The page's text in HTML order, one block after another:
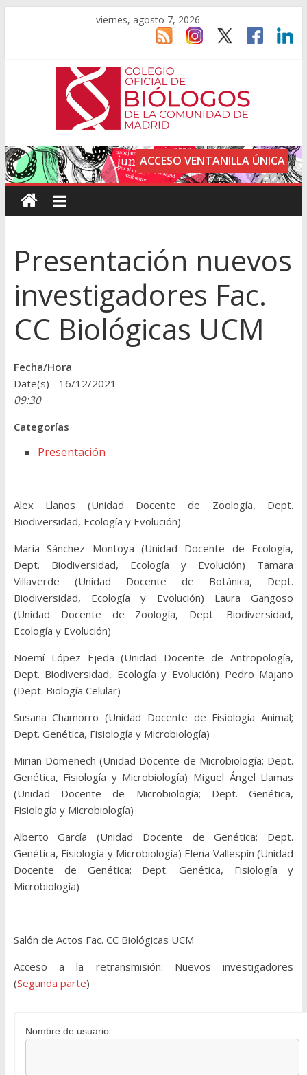
viernes, agosto 7, 2026
ACCESO VENTANILLA ÚNICA
Presentación nuevos
investigadores Fac.
CC Biológicas UCM
Fecha/Hora
Date(s) - 16/12/2021
09:30
Categorías
Presentación
Alex Llanos (Unidad Docente de Zoología, Dept.
Biodiversidad, Ecología y Evolución)
María Sánchez Montoya (Unidad Docente de Ecología,
Dept. Biodiversidad, Ecología y Evolución) Tamara
Villaverde (Unidad Docente de Botánica, Dept.
Biodiversidad, Ecología y Evolución) Laura Gangoso
(Unidad Docente de Zoología, Dept. Biodiversidad,
Ecología y Evolución)
Noemí López Ejeda (Unidad Docente de Antropología,
Dept. Biodiversidad, Ecología y Evolución) Pedro Majano
(Dept. Biología Celular)
Susana Chamorro (Unidad Docente de Fisiología Animal;
Dept. Genética, Fisiología y Microbiología)
Mirian Domenech (Unidad Docente de Microbiología; Dept.
Genética, Fisiología y Microbiología) Miguel Ángel Llamas
(Unidad Docente de Microbiología; Dept. Genética,
Fisiología y Microbiología)
Alberto García (Unidad Docente de Genética; Dept.
Genética, Fisiología y Microbiología) Elena Vallespín (Unidad
Docente de Genética; Dept. Genética, Fisiología y
Microbiología)
Salón de Actos Fac. CC Biológicas UCM
Acceso a la retransmisión: Nuevos investigadores
(Segunda parte)
Nombre de usuario